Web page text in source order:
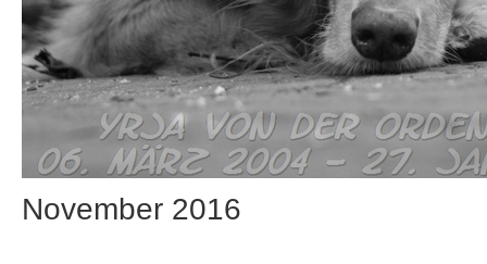
November 2016